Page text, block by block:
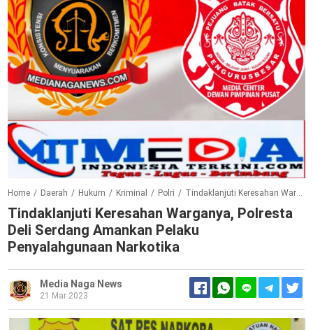
Whisnu Legenda Bintang Yang Terus
Cemerlang
Home / Daerah / Hukum / Kriminal / Polri / Tindaklanjuti Keresahan Warganya, Polresta Deli Serdang Amankan Pelaku Penyalahgunaan Narkotika
Tindaklanjuti Keresahan Warganya, Polresta
Deli Serdang Amankan Pelaku
Penyalahgunaan Narkotika
Media Naga News
21 Mar 2023